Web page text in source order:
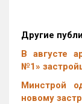
Другие
В августе
№1»
Минстрой
новому